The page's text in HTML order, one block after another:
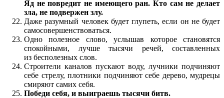
Яд не повредит не имеющего ран. Кто сам не делает
зла, не подвержен злу.
Даже разумный человек будет глупеть, если он не будет
самосовершенствоваться.
Одно полезное слово, услышав которое становятся
спокойными, лучше тысячи речей, составленных
из бесполезных слов.
Строители каналов пускают воду, лучники подчиняют
себе стрелу, плотники подчиняют себе дерево, мудрецы
смиряют самих себя.
Победи себя, и выиграешь тысячи битв.